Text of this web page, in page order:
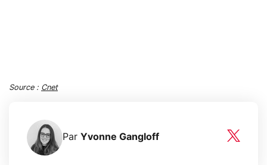
Source : Cnet
Par Yvonne Gangloff